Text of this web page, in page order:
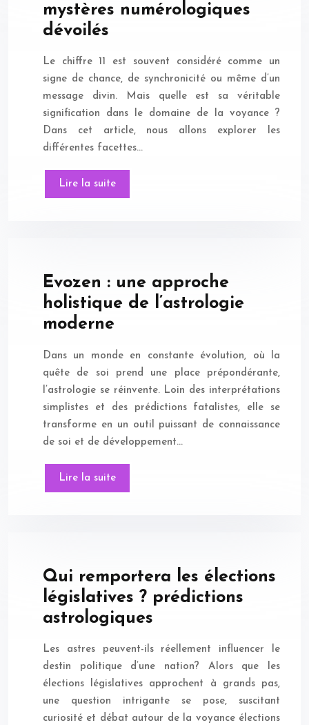
mystères numérologiques
dévoilés
Le chiffre 11 est souvent considéré comme un
signe de chance, de synchronicité ou même d’un
message divin. Mais quelle est sa véritable
signification dans le domaine de la voyance ?
Dans cet article, nous allons explorer les
différentes facettes…
Lire la suite
Evozen : une approche
holistique de l’astrologie
moderne
Dans un monde en constante évolution, où la
quête de soi prend une place prépondérante,
l’astrologie se réinvente. Loin des interprétations
simplistes et des prédictions fatalistes, elle se
transforme en un outil puissant de connaissance
de soi et de développement…
Lire la suite
Qui remportera les élections
législatives ? prédictions
astrologiques
Les astres peuvent-ils réellement influencer le
destin politique d’une nation? Alors que les
élections législatives approchent à grands pas,
une question intrigante se pose, suscitant
curiosité et débat autour de la voyance élections